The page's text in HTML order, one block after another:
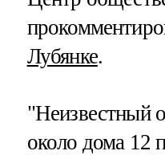
Лубянке.
"Неизвестный
около дома 12